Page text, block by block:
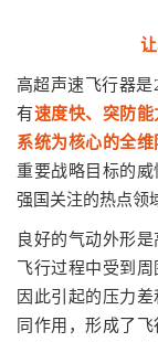
高超声速飞行器
有速度快、突防能
系统为核心的全
重要战略目标的
强国关注的热点领
良好的气动外形
飞行过程中受到周
因此引起的压力
同作用，形成了